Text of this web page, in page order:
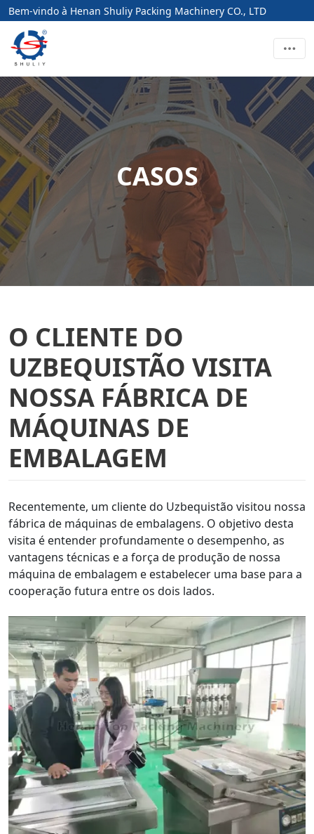
Bem-vindo à Henan Shuliy Packing Machinery CO., LTD
CASOS
O CLIENTE DO
UZBEQUISTÃO VISITA
NOSSA FÁBRICA DE
MÁQUINAS DE
EMBALAGEM
Recentemente, um cliente do Uzbequistão visitou nossa
fábrica de máquinas de embalagens. O objetivo desta
visita é entender profundamente o desempenho, as
vantagens técnicas e a força de produção de nossa
máquina de embalagem e estabelecer uma base para a
cooperação futura entre os dois lados.